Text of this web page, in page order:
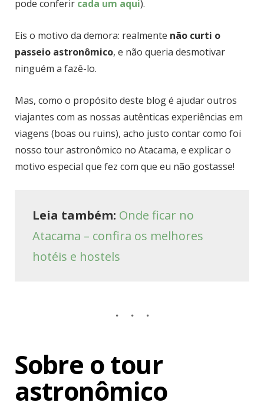
pode conferir cada um aqui).
Eis o motivo da demora: realmente não curti o
passeio astronômico, e não queria desmotivar
ninguém a fazê-lo.
Mas, como o propósito deste blog é ajudar outros
viajantes com as nossas autênticas experiências em
viagens (boas ou ruins), acho justo contar como foi
nosso tour astronômico no Atacama, e explicar o
motivo especial que fez com que eu não gostasse!
Leia também: Onde ficar no
Atacama – confira os melhores
hotéis e hostels
Sobre o tour
astronômico